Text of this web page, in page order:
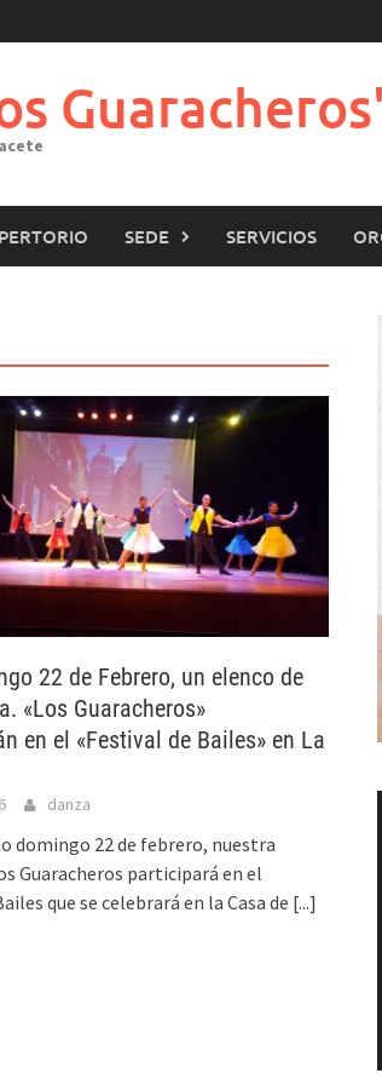
SEDE SERVICIOS
22 de Febrero, un elenco de
«Los Guaracheros»
en el «Festival de Bailes» en La
danza
domingo 22 de febrero, nuestra
Guaracheros participará en el
que se celebrará en la Casa de [...]